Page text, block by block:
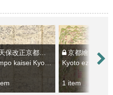
保改正京都指掌圖]
Tempo kaisei Kyoto shishozu
京都繪圖 : 全 : 附り上下京區分名録
1 item